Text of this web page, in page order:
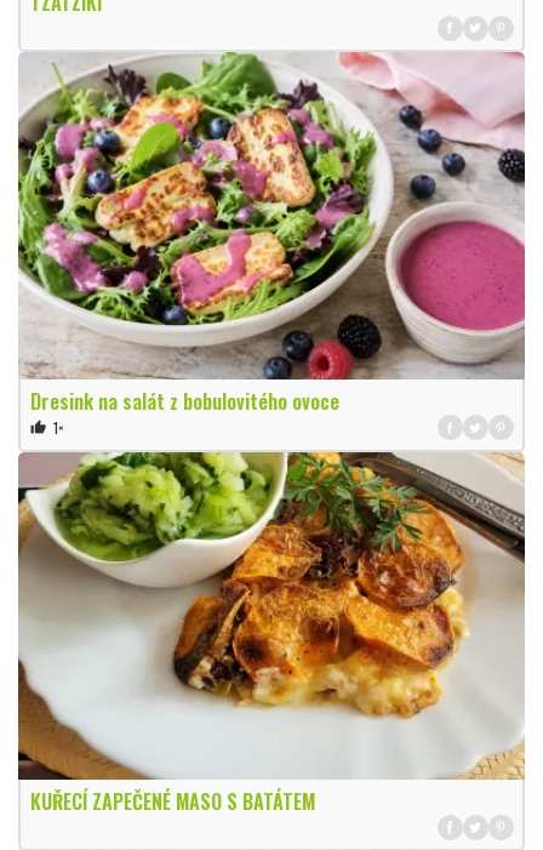
Dresink na salát z bobulovitého ovoce
thumb_up 1×
KUŘECÍ ZAPEČENÉ MASO S BATÁTEM